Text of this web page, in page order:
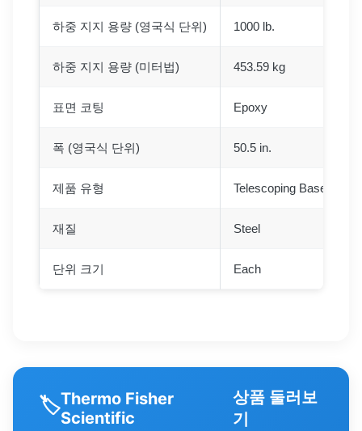
하중 지지 용량 (영국식 단위) 1000 lb.
하중 지지 용량 (미터법) 453.59 kg
표면 코팅 Epoxy
폭 (영국식 단위) 50.5 in.
제품 유형 Telescoping Base Stand
재질 Steel
단위 크기 Each
🏷️Thermo Fisher
Scientific
상품 둘러보
기